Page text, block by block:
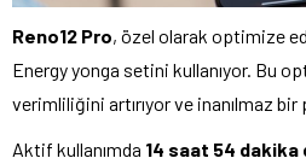
Reno12 Pro, özel olarak optimize
Energy yonga setini kullanıyor. Bu
verimliliğini artırıyor ve inanılmaz bir
Aktif kullanımda 14 saat 54